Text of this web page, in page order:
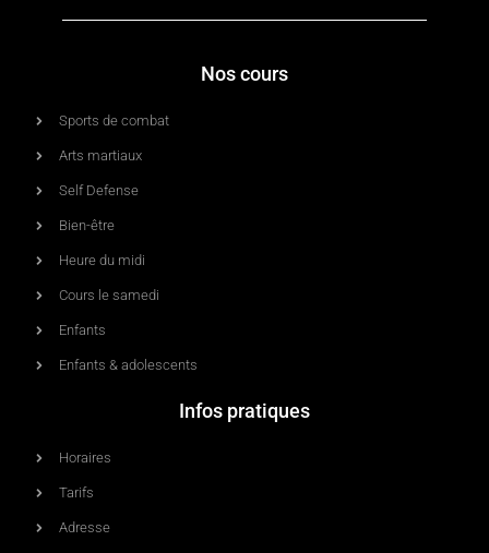
Nos cours
Sports de combat
Arts martiaux
Self Defense
Bien-être
Heure du midi
Cours le samedi
Enfants
Enfants & adolescents
Infos pratiques
Horaires
Tarifs
Adresse